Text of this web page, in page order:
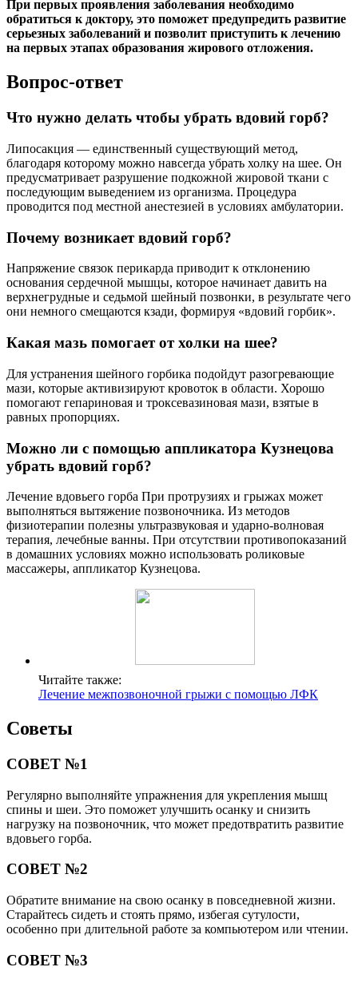
При первых проявления заболевания необходимо
обратиться к доктору, это поможет предупредить развитие
серьезных заболеваний и позволит приступить к лечению
на первых этапах образования жирового отложения.
Вопрос-ответ
Что нужно делать чтобы убрать вдовий горб?
Липосакция — единственный существующий метод,
благодаря которому можно навсегда убрать холку на шее. Он
предусматривает разрушение подкожной жировой ткани с
последующим выведением из организма. Процедура
проводится под местной анестезией в условиях амбулатории.
Почему возникает вдовий горб?
Напряжение связок перикарда приводит к отклонению
основания сердечной мышцы, которое начинает давить на
верхнегрудные и седьмой шейный позвонки, в результате чего
они немного смещаются кзади, формируя «вдовий горбик».
Какая мазь помогает от холки на шее?
Для устранения шейного горбика подойдут разогревающие
мази, которые активизируют кровоток в области. Хорошо
помогают гепариновая и троксевазиновая мази, взятые в
равных пропорциях.
Можно ли с помощью аппликатора Кузнецова
убрать вдовий горб?
Лечение вдовьего горба При протрузиях и грыжах может
выполняться вытяжение позвоночника. Из методов
физиотерапии полезны ультразвуковая и ударно-волновая
терапия, лечебные ванны. При отсутствии противопоказаний
в домашних условиях можно использовать роликовые
массажеры, аппликатор Кузнецова.
Читайте также:
Лечение межпозвоночной грыжи с помощью ЛФК
Советы
СОВЕТ №1
Регулярно выполняйте упражнения для укрепления мышц
спины и шеи. Это поможет улучшить осанку и снизить
нагрузку на позвоночник, что может предотвратить развитие
вдовьего горба.
СОВЕТ №2
Обратите внимание на свою осанку в повседневной жизни.
Старайтесь сидеть и стоять прямо, избегая сутулости,
особенно при длительной работе за компьютером или чтении.
СОВЕТ №3